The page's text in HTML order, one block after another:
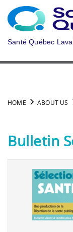
Skip to main
Santé Québec
HOME ABOUT US
Bulletin